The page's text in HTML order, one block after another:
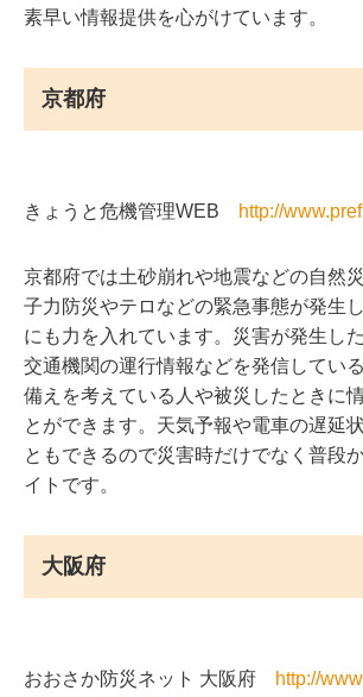
素早い情報提供を心がけています。
京都府
きょうと危機管理WEB http://
京都府では土砂崩れや地震などの自然
子力防災やテロなどの緊急事態が発生
にも力を入れています。災害が発生し
交通機関の運行情報などを発信してい
備えを考えている人や被災したときに
とができます。天気予報や電車の遅延
ともできるので災害時だけでなく普段
イトです。
大阪府
おおさか防災ネット 大阪府
http://